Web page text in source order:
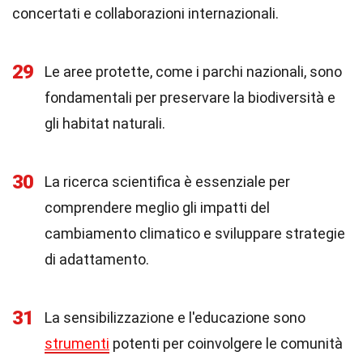
concertati e collaborazioni internazionali.
29
Le aree protette, come i parchi nazionali, sono
fondamentali per preservare la biodiversità e
gli habitat naturali.
30
La ricerca scientifica è essenziale per
comprendere meglio gli impatti del
cambiamento climatico e sviluppare strategie
di adattamento.
31
La sensibilizzazione e l'educazione sono
strumenti potenti per coinvolgere le comunità